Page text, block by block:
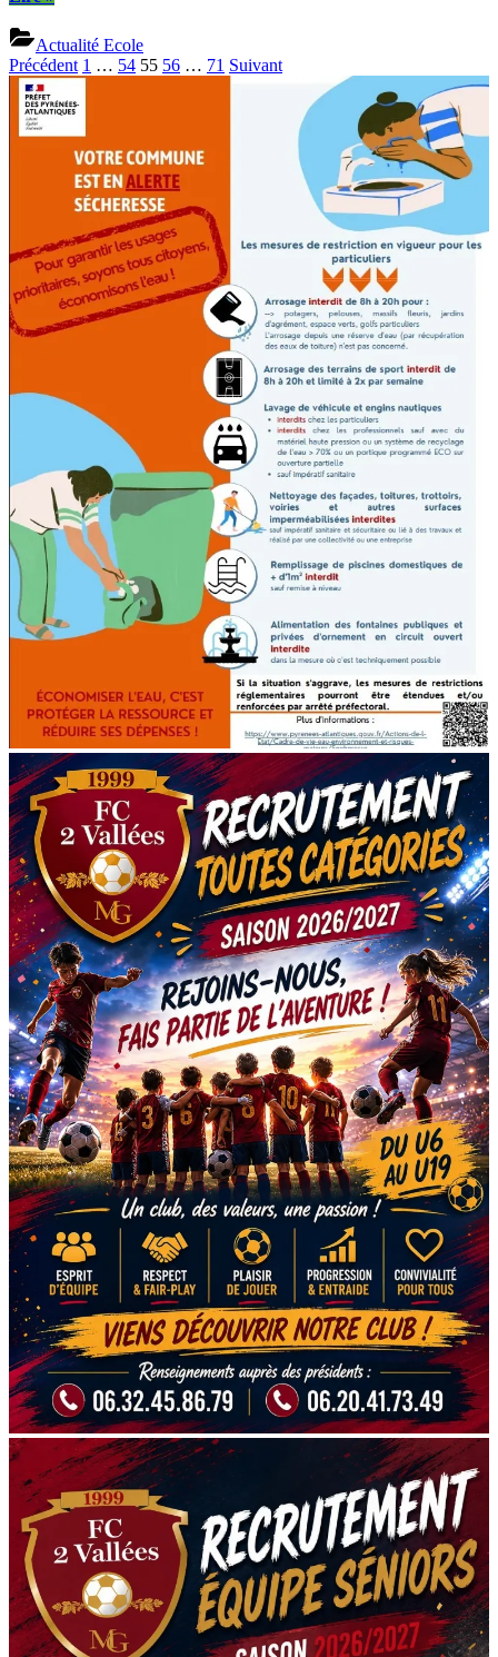
Noël
à
la
rencontre
des
écoliers”
Actualité Ecole
Pagination
des
publications
Précédent 1 … 54 55 56 … 71 Suivant